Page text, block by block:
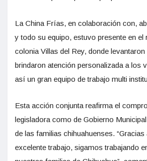
La China Frías, en colaboración con,
y todo su equipo, estuvo presente en el
colonia Villas del Rey, donde
brindaron atención personalizada a los
así un gran equipo de trabajo multi
Esta acción conjunta reafirma el
legisladora como de Gobierno
de las familias chihuahuenses.
excelente trabajo, sigamos trabajando